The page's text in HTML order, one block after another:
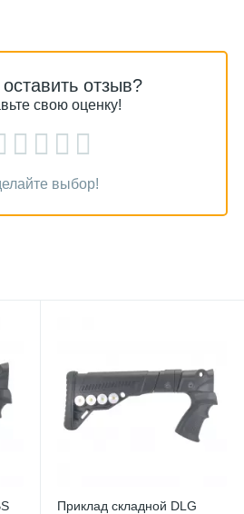
отзыв?
свою оценку!
выбор!
Приклад складной DLG